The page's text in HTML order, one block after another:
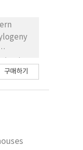
the
a
구매하기